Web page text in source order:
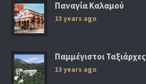
Παναγία Καλαμού
13 years ago
Παμμέγιστοι Ταξιάρχες
13 years ago